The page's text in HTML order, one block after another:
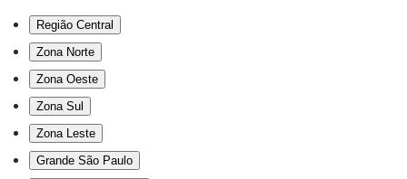
Região Central
Zona Norte
Zona Oeste
Zona Sul
Zona Leste
Grande São Paulo